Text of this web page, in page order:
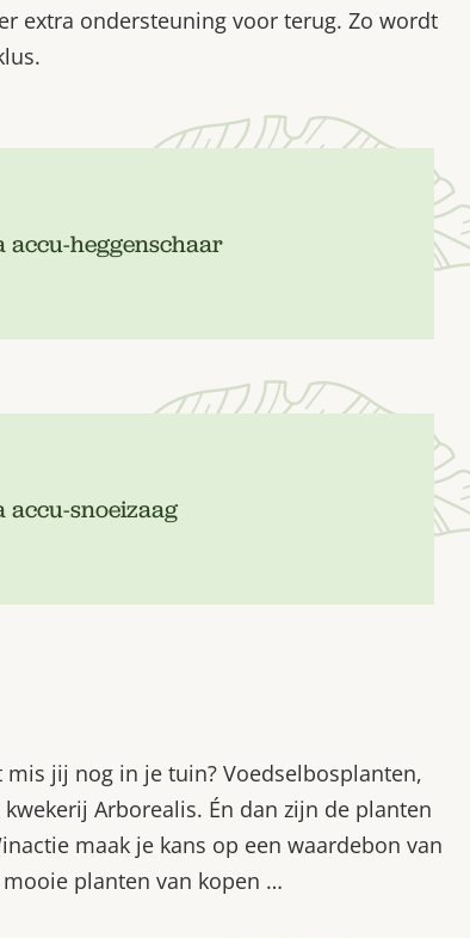
extra ondersteuning voor terug. Zo wordt
accu-heggenschaar
accu-snoeizaag
jij nog in je tuin? Voedselbosplanten,
Arborealis. Én dan zijn de planten
maak je kans op een waardebon van
planten van kopen …